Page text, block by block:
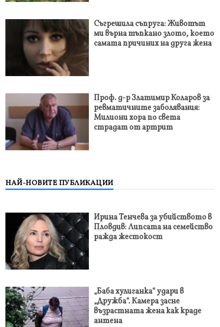
Съгрешила съпруга: Животът
ми върна тъпкано злото, което
самата причиних на друга жена
Проф. д-р Златимир Коларов за
ревматичните заболявания:
Милиони хора по света
страдат от артрит
НАЙ-НОВИТЕ ПУБЛИКАЦИИ
Ирина Тенчева за убийството в
Пловдив: Липсата на семейство
ражда жестокост
„Баба хулиганка“ удари в
„Дружба“. Камера засне
възрастната жена как краде
антена